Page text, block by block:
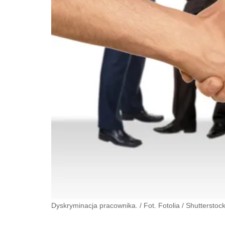
Dyskryminacja pracownika. / Fot. Fotolia / Shutterstock